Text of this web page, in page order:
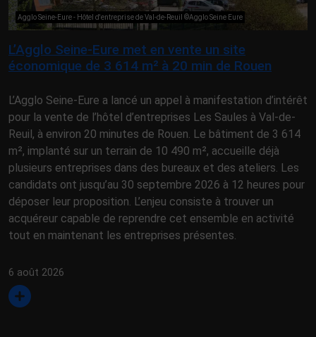
Agglo Seine-Eure - Hôtel d'entreprise de Val-de-Reuil ©Agglo Seine Eure
L’Agglo Seine-Eure met en vente un site
économique de 3 614 m² à 20 min de Rouen
L’Agglo Seine-Eure a lancé un appel à manifestation d’intérêt
pour la vente de l’hôtel d’entreprises Les Saules à Val-de-
Reuil, à environ 20 minutes de Rouen. Le bâtiment de 3 614
m², implanté sur un terrain de 10 490 m², accueille déjà
plusieurs entreprises dans des bureaux et des ateliers. Les
candidats ont jusqu’au 30 septembre 2026 à 12 heures pour
déposer leur proposition. L’enjeu consiste à trouver un
acquéreur capable de reprendre cet ensemble en activité
tout en maintenant les entreprises présentes.
6 août 2026